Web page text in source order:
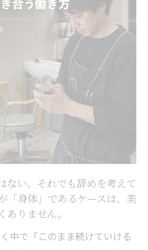
けでも、ケアを怠ったわ
ん。三大職業病には、サロ
そのものに刻まれた明確な
将来不安を抱える原因を徹
引き起こす日常動作の落と
はなぜ避けにくいのか仕組
病の予防には何が必要か
業病──就業半年で始ま
ない
ない。それでも辞めを考えて
身体」であるケースは、美
りません。
中で「このまま続けていける